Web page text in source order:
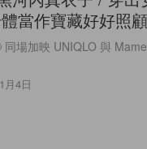
當作寶藏好好照顧
同場加映 UNIQLO 與
月4日